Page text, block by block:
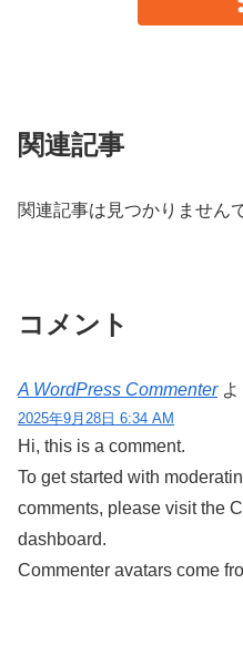
関連記事
関連記事は見つかりません
コメント
A WordPress Commenter
2025年9月28日 6:34 AM
Hi, this is a comment.
To get started with
comments, please visit the
dashboard.
Commenter avatars come